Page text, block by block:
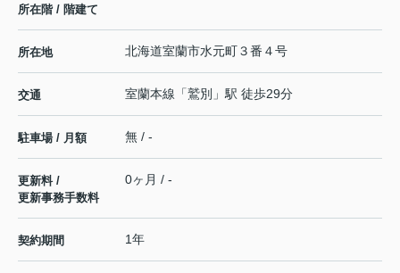
所在階 / 階建て
所在地 北海道室蘭市水元町３番４号
交通 室蘭本線 「鷲別 」駅 徒歩29分
駐車場 / 月額 無 / -
更新料 /
更新事務手数料
0ヶ月 / -
契約期間 1年